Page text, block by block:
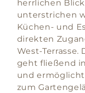
herrlichen
unterstrichen
Küchen- und
direkten
West-Terrasse.
geht fließend
und
zum